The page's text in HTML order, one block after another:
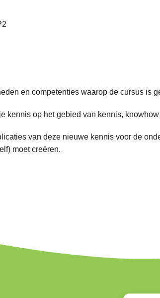
en competenties waarop de cursus is
kennis op het gebied van kennis,
van deze nieuwe kennis voor de
moet creëren.